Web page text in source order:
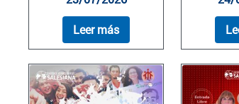
Leer más